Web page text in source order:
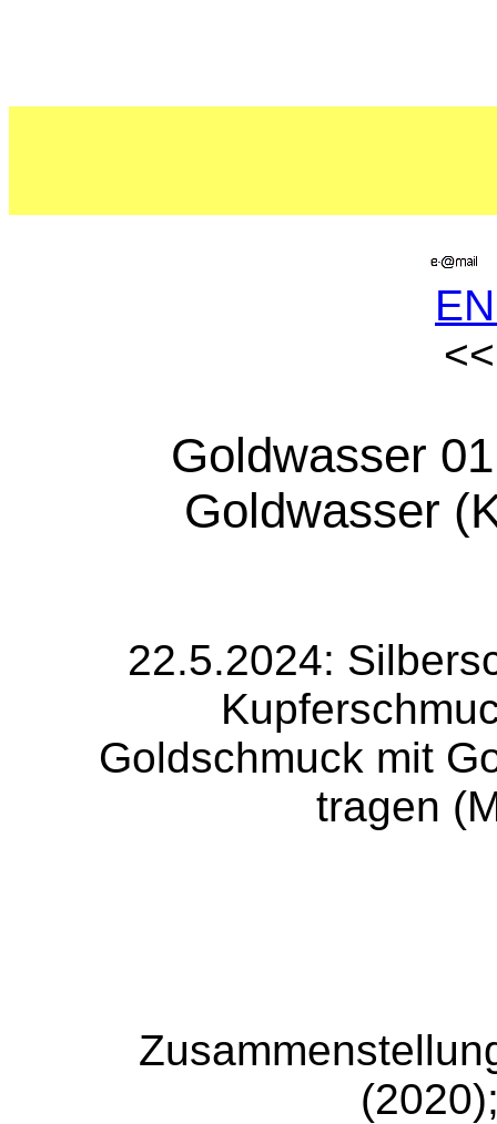
Goldwasser
Goldwasser
22.5.2024:
Goldschmuck mit
tragen